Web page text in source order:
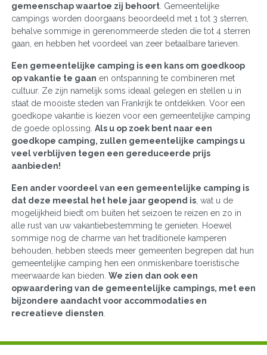
gemeenschap waartoe zij behoort . Gemeentelijke
campings worden doorgaans beoordeeld met 1 tot 3 sterren,
behalve sommige in gerenommeerde steden die tot 4 sterren
gaan, en hebben het voordeel van zeer betaalbare tarieven.
Een gemeentelijke camping is een kans om goedkoop
op vakantie te gaan en ontspanning te combineren met
cultuur. Ze zijn namelijk soms ideaal gelegen en stellen u in
staat de mooiste steden van Frankrijk te ontdekken. Voor een
goedkope vakantie is kiezen voor een gemeentelijke camping
de goede oplossing. Als u op zoek bent naar een
goedkope camping, zullen gemeentelijke campings u
veel verblijven tegen een gereduceerde prijs
aanbieden!
Een ander voordeel van een gemeentelijke camping is
dat deze meestal het hele jaar geopend is , wat u de
mogelijkheid biedt om buiten het seizoen te reizen en zo in
alle rust van uw vakantiebestemming te genieten. Hoewel
sommige nog de charme van het traditionele kamperen
behouden, hebben steeds meer gemeenten begrepen dat hun
gemeentelijke camping hen een onmiskenbare toeristische
meerwaarde kan bieden. We zien dan ook een
opwaardering van de gemeentelijke campings, met een
bijzondere aandacht voor accommodaties en
recreatieve diensten